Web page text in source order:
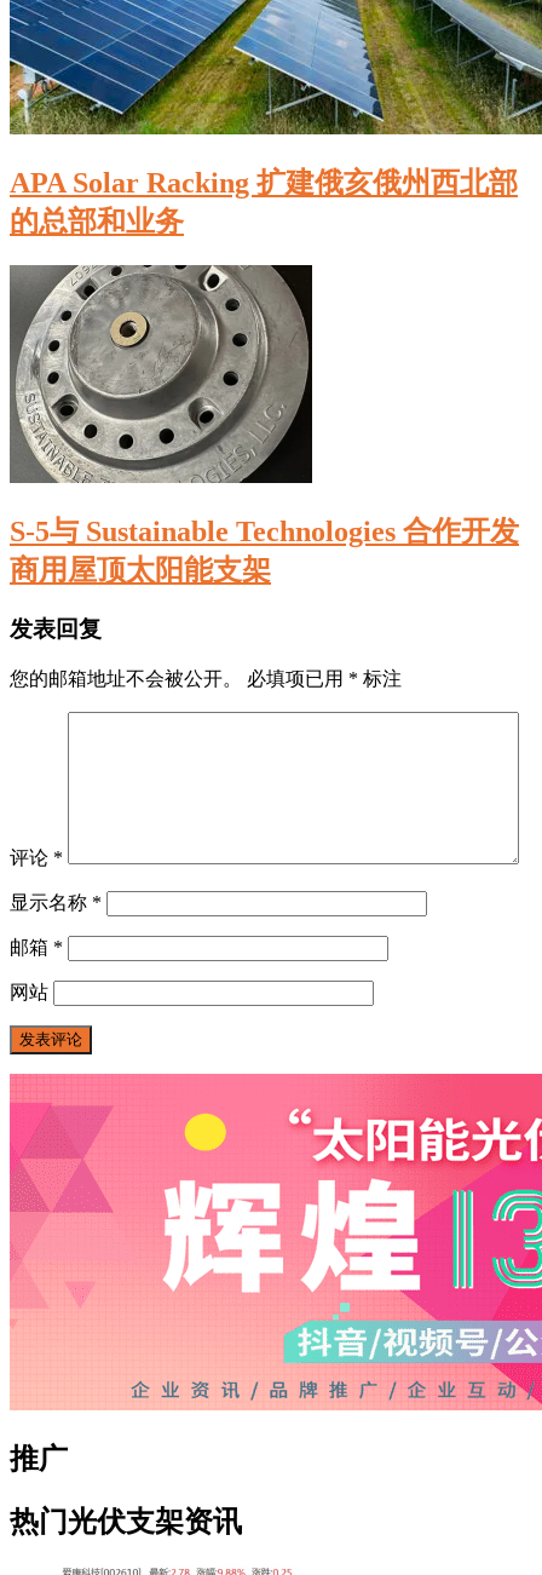
APA Solar Racking 扩建俄亥俄州西北部
的总部和业务
S-5与 Sustainable Technologies 合作开发
商用屋顶太阳能支架
发表回复
您的邮箱地址不会被公开。 必填项已用 * 标注
评论 *
显示名称 *
邮箱 *
网站
推广
热门光伏支架资讯